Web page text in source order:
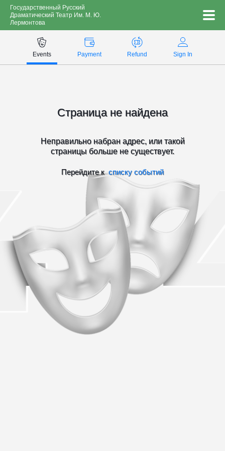
Государственный Русский
Драматический Театр Им. М. Ю.
Лермонтова
Payment methods
Technical support:
Events Payment Refund Sign In
Страница не найдена
Неправильно набран адрес, или такой
страницы больше не существует.
Перейдите ксписку событий